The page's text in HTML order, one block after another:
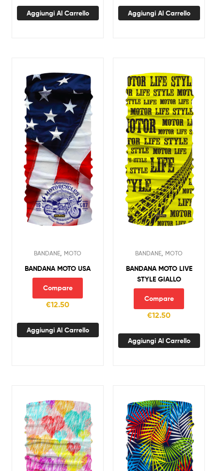
Aggiungi Al Carrello Aggiungi Al Carrello
BANDANE MOTO
BANDANA MOTO USA
Compare
€12.50
Aggiungi Al Carrello
BANDANE MOTO
BANDANA MOTO LIVE
STYLE GIALLO
Compare
€12.50
Aggiungi Al Carrello